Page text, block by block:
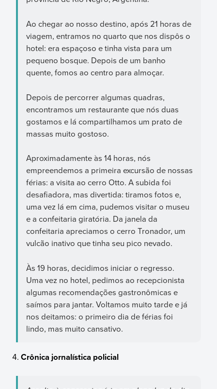
Ao chegar ao nosso destino, após 21 horas de
viagem, entramos no quarto que nos dispôs o
hotel: era espaçoso e tinha vista para um
pequeno bosque. Depois de um banho
quente, fomos ao centro para almoçar.
Depois de percorrer algumas quadras,
encontramos um restaurante que nós duas
gostamos e lá compartilhamos um prato de
massas muito gostoso.
Aproximadamente às 14 horas, nós
empreendemos a primeira excursão de nossas
férias: a visita ao cerro Otto. A subida foi
desafiadora, mas divertida: tiramos fotos e,
uma vez lá em cima, pudemos visitar o museu
e a confeitaria giratória. Da janela da
confeitaria apreciamos o cerro Tronador, um
vulcão inativo que tinha seu pico nevado.
Às 19 horas, decidimos iniciar o regresso.
Uma vez no hotel, pedimos ao recepcionista
algumas recomendações gastronômicas e
saímos para jantar. Voltamos muito tarde e já
nos deitamos: o primeiro dia de férias foi
lindo, mas muito cansativo.
Crônica jornalística policial